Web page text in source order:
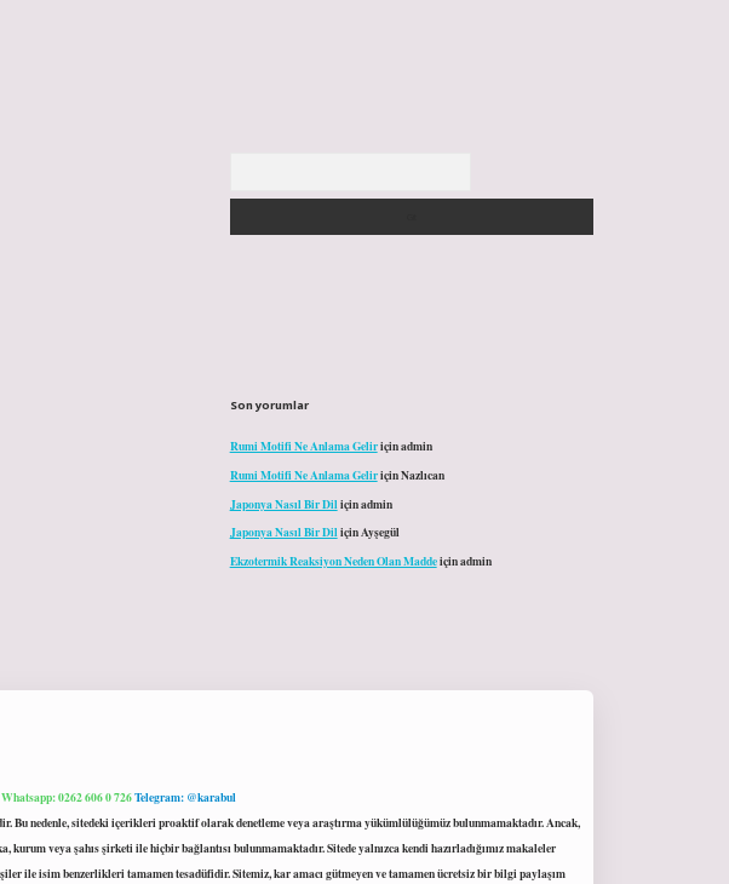
Son yorumlar
Rumi Motifi Ne Anlama Geliriçinadmin
Rumi Motifi Ne Anlama GeliriçinNazlıcan
Japonya Nasıl Bir Dil içinadmin
Japonya Nasıl Bir DiliçinAyşegül
Ekzotermik Reaksiyon Neden Olan Maddeiçinadmin
Whatsapp: 0262 606 0 726Telegram: @karabul
nedenle, sitedeki içerikleri proaktif olarak denetleme veya araştırma yükümlülüğümüz bulunmamaktadır. Ancak,
veya şahıs şirketi ile hiçbir bağlantısı bulunmamaktadır. Sitede yalnızca kendi hazırladığımız makaleler
ile isim benzerlikleri tamamen tesadüfidir. Sitemiz, kar amacı gütmeyen ve tamamen ücretsiz bir bilgi paylaşım